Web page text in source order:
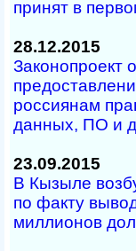
принят в
28.12.2015
Законопроект
россиянам
данных, ПО и
23.09.2015
В Кызыле
по факту
миллионов